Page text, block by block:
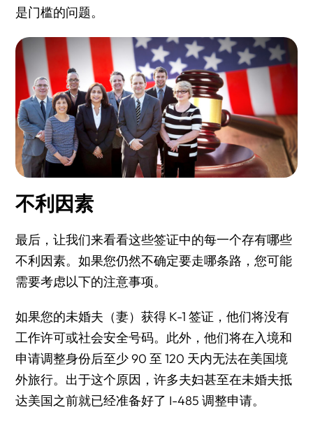
是门槛的问题。
不利因素
最后，让我们来看看这些签证中的每一个存有哪些
不利因素。如果您仍然不确定要走哪条路，您可能
需要考虑以下的注意事项。
如果您的未婚夫（妻）获得 K-1 签证，他们将没有
工作许可或社会安全号码。此外，他们将在入境和
申请调整身份后至少 90 至 120 天内无法在美国境
外旅行。出于这个原因，许多夫妇甚至在未婚夫抵
达美国之前就已经准备好了 I-485 调整申请。